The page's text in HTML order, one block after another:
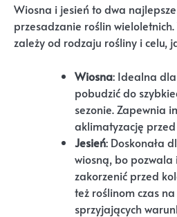
Wiosna i jesień to dwa
przesadzanie roślin
zależy od rodzaju rośliny i celu,
Wiosna: Idealna
pobudzić do
sezonie. Zapewnia
aklimatyzację
Jesień: Doskonała
wiosną, bo pozwala
zakorzenić przed
też roślinom czas
sprzyjających